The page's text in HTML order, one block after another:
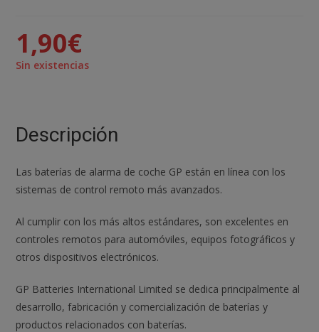
1,90€
Sin existencias
Descripción
Las baterías de alarma de coche GP están en línea con los
sistemas de control remoto más avanzados.
Al cumplir con los más altos estándares, son excelentes en
controles remotos para automóviles, equipos fotográficos y
otros dispositivos electrónicos.
GP Batteries International Limited se dedica principalmente al
desarrollo, fabricación y comercialización de baterías y
productos relacionados con baterías.